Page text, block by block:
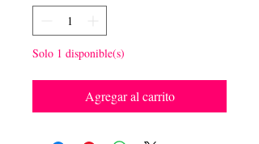
Solo 1 disponible(s)
Agregar al carrito